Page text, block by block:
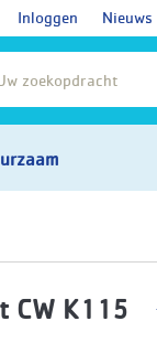
Inloggen Nieuws
CW K115